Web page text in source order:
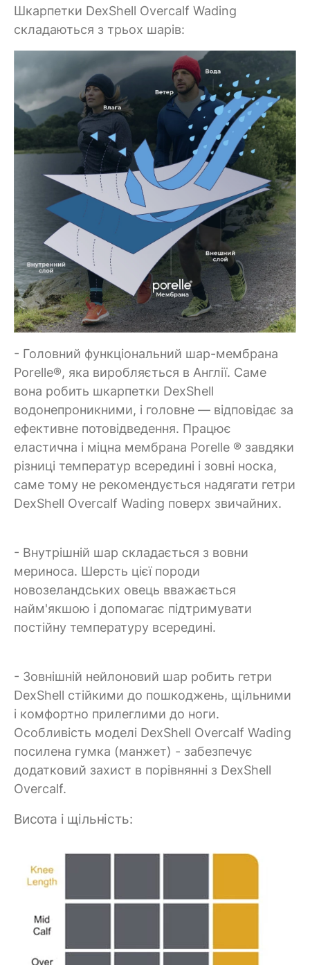
Шкарпетки DexShell Overcalf Wading
складаються з трьох шарів:
- Головний функціональний шар-мембрана
Porelle®, яка виробляється в Англії. Саме
вона робить шкарпетки DexShell
водонепроникними, і головне — відповідає за
ефективне потовідведення. Працює
еластична і міцна мембрана Porelle ® завдяки
різниці температур всередині і зовні носка,
саме тому не рекомендується надягати гетри
DexShell Overcalf Wading поверх звичайних.
- Внутрішній шар складається з вовни
мериноса. Шерсть цієї породи
новозеландських овець вважається
найм'якшою і допомагає підтримувати
постійну температуру всередині.
- Зовнішній нейлоновий шар робить гетри
DexShell стійкими до пошкоджень, щільними
і комфортно прилеглими до ноги.
Особливість моделі DexShell Overcalf Wading
посилена гумка (манжет) - забезпечує
додатковий захист в порівнянні з DexShell
Overcalf.
Висота і щільність: